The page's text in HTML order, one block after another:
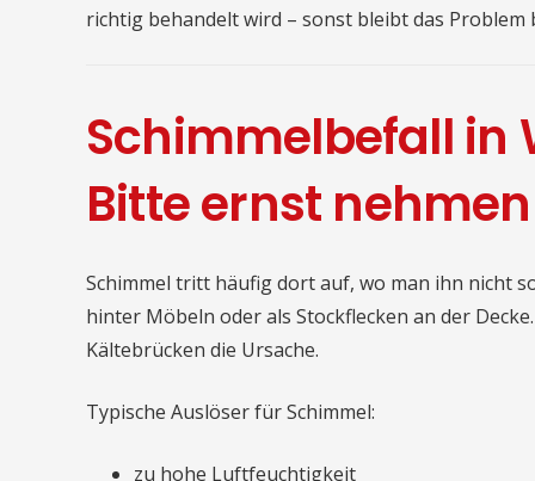
richtig behandelt wird – sonst bleibt das Problem
Schimmelbefall in
Bitte ernst nehmen
Schimmel tritt häufig dort auf, wo man ihn nicht
hinter Möbeln oder als Stockflecken an der
Kältebrücken die Ursache.
Typische Auslöser für Schimmel:
zu hohe Luftfeuchtigkeit